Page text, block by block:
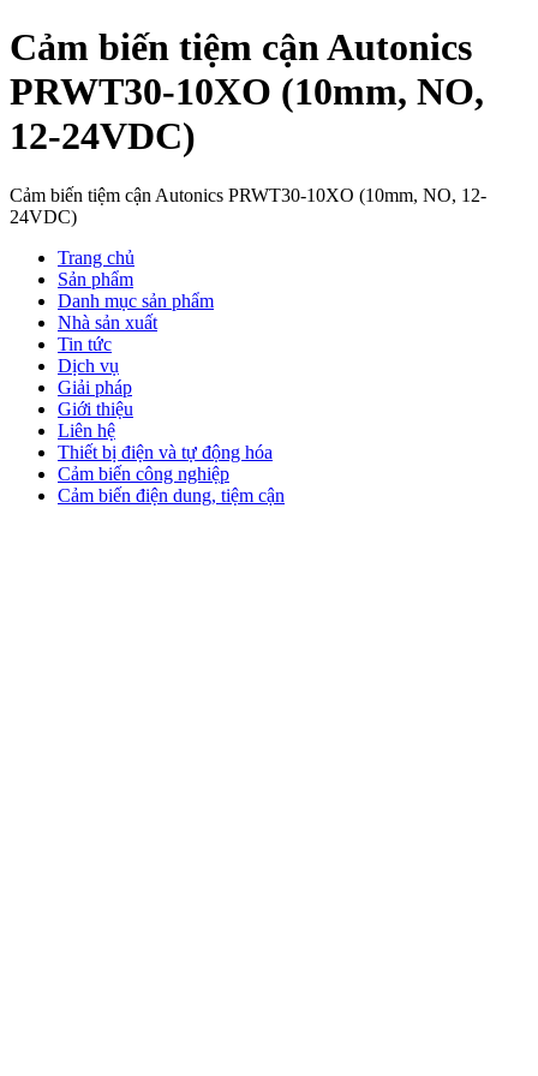
Cảm biến tiệm cận Autonics
PRWT30-10XO (10mm, NO,
12-24VDC)
Cảm biến tiệm cận Autonics PRWT30-10XO (10mm, NO, 12-
24VDC)
Trang chủ
Sản phẩm
Danh mục sản phẩm
Nhà sản xuất
Tin tức
Dịch vụ
Giải pháp
Giới thiệu
Liên hệ
Thiết bị điện và tự động hóa
Cảm biến công nghiệp
Cảm biến điện dung, tiệm cận